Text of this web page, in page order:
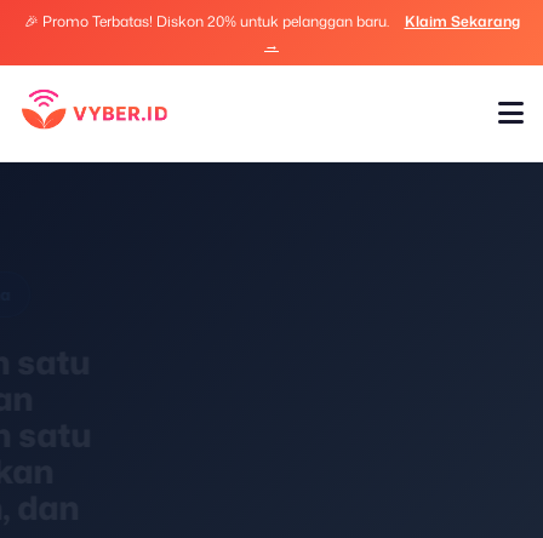
🎉 Promo Terbatas! Diskon 20% untuk pelanggan baru.
Klaim Sekarang
→